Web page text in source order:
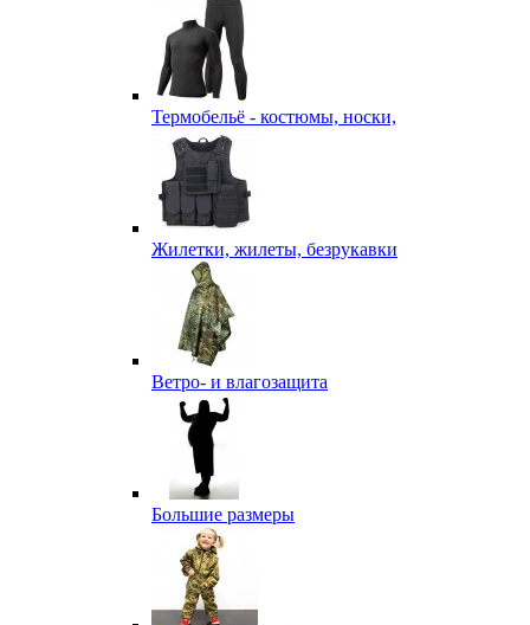
Термобельё - костюмы, носки,
Жилетки, жилеты, безрукавки
Ветро- и влагозащита
Большие размеры